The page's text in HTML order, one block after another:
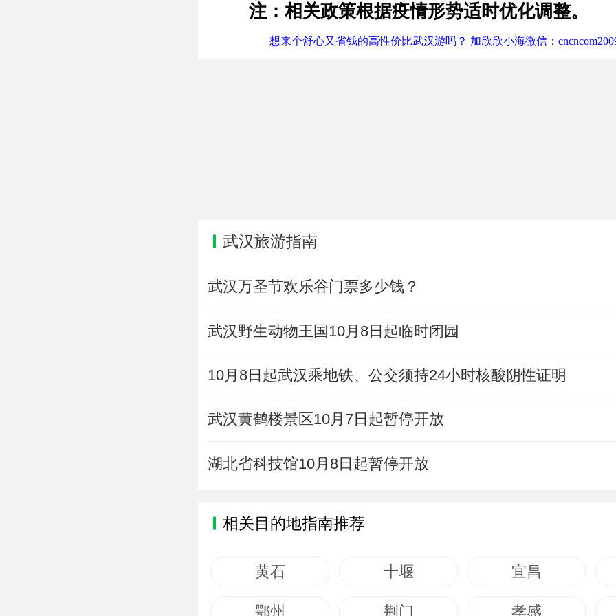
注：相关政策根据疫情形势适时优化调整。
想来个舒心又省钱的高性价比武汉游吗？ 加欣欣小海微信：
武汉旅游指南
武汉万圣节欢乐谷门票多少钱？
武汉野生动物王国10月8日起临时闭园
10月8日起武汉乘地铁、公交须持24小时核酸阴性证明
武汉黄鹤楼景区10月7日起暂停开放
湖北省科技馆10月8日起暂停开放
相关目的地指南推荐
黄石 十堰 宜昌
鄂州 荆门 孝感